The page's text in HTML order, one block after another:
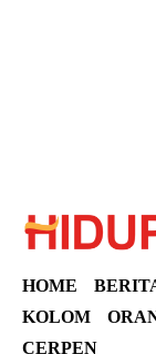
HOME
KOLOM
CERPEN